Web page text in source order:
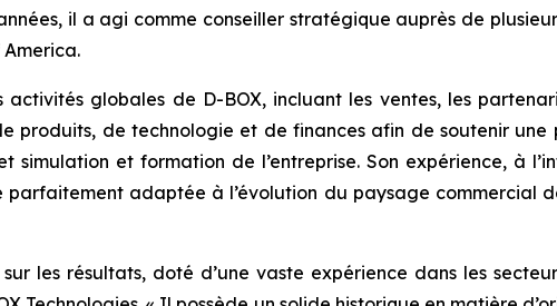
il a agi comme conseiller stratégique auprès de
activités globales de D-BOX, incluant les ventes, les
produits, de technologie et de finances afin de soutenir
simulation et formation de l’entreprise. Son expérience, à
adaptée à l’évolution du paysage commercial
les résultats, doté d’une vaste expérience dans les